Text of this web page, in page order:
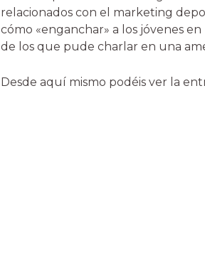
relacionados con el marketing
cómo «enganchar» a los jóvenes
de los que pude charlar en una
Desde aquí mismo podéis ver la